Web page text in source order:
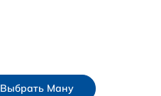
Выбрать Ману